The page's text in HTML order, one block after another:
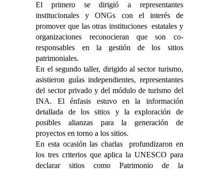
El primero se dirigió a representantes
institucionales y ONGs con el interés de
promover que las otras instituciones estatales y
organizaciones reconocieran que son co-
responsables en la gestión de los sitios
patrimoniales.
En el segundo taller, dirigido al sector turismo,
asistieron guías independientes, representantes
del sector privado y del módulo de turismo del
INA. El énfasis estuvo en la información
detallada de los sitios y la exploración de
posibles alianzas para la generación de
proyectos en torno a los sitios.
En esta ocasión las charlas profundizaron en
los tres criterios que aplica la UNESCO para
declarar sitios como Patrimonio de la